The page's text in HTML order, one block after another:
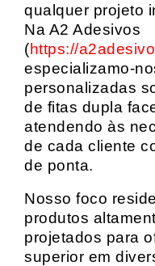
qualquer projeto
Na A2 Adesivos
(https://
especializamo-
personalizadas
de fitas dupla
atendendo às
de cada cliente
de ponta.
Nosso foco
produtos
projetados para
superior em